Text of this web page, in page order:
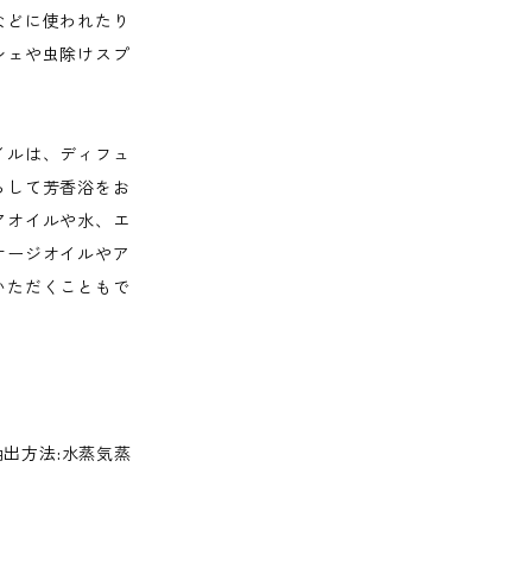
に使われたり
ェや虫除けスプ
は、ディフュ
て芳香浴をお
イルや水、エ
ジオイルやア
ただくこともで
方法:水蒸気蒸